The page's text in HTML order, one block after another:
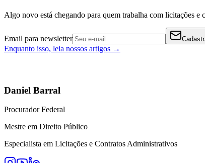
Algo novo está chegando para quem trabalha com licitações e
Email para newsletter
Enquanto isso, leia nossos artigos →
Daniel Barral
Procurador Federal
Mestre em Direito Público
Especialista em Licitações e Contratos Administrativos